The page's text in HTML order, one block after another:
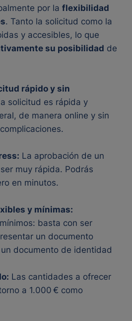
por la flexibilidad
. Tanto la solicitud como la
y accesibles, lo que
su posibilidad de
rápido y sin
solicitud es rápida y
de manera online y sin
La aprobación de un
muy rápida. Podrás
en minutos.
y mínimas:
basta con ser
un documento
documento de identidad
Las cantidades a ofrecer
a 1.000 € como